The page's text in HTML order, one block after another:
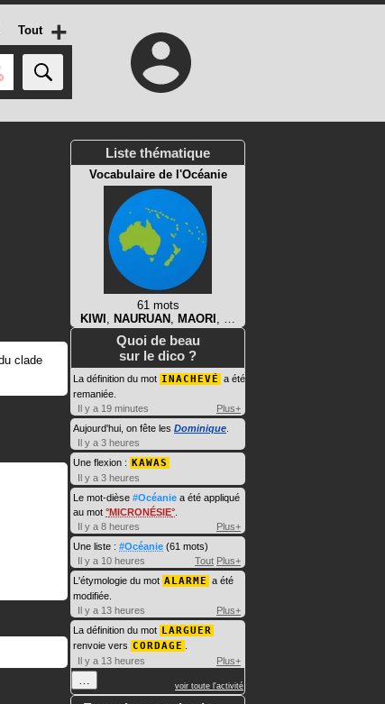
Tout +
clade
Liste thématique
Vocabulaire de l'Océanie
61 mots
KIWI , NAURUAN , MAORI , …
Quoi de beau
sur le dico ?
La définition du mot INACHEVÉ a été
remaniée.
Il y a 19 minutes
Plus+
Aujourd'hui, on fête les Dominique
Il y a 3 heures
Une flexion : KAWAS
Il y a 3 heures
Le mot-dièse #Océanie a été appliqué
au mot MICRONÉSIE
Il y a 8 heures
Plus+
Une liste : #Océanie (61 mots)
Il y a 10 heures
Tout Plus+
L'étymologie du mot ALARME a été
modifiée.
Il y a 13 heures
Plus+
La définition du mot LARGUER
renvoie vers CORDAGE
Il y a 13 heures
Plus+
… voir toute l'activité